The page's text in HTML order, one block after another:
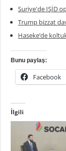
Suriye'de IŞİD
Trump bizzat
Haseke’de
Bunu paylaş:
Facebook
İlgili